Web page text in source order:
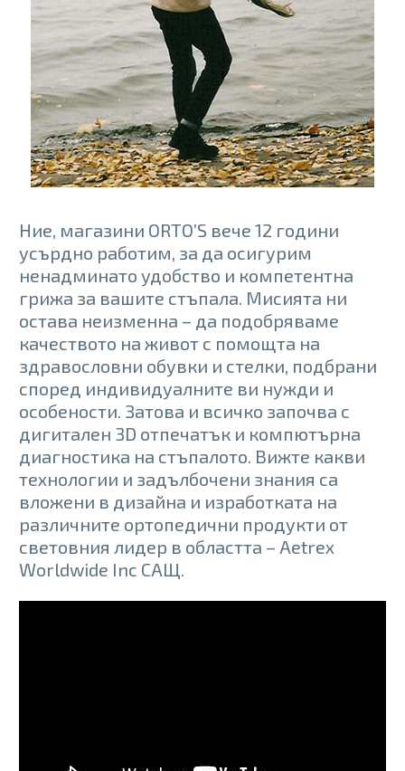
Ние, магазини ORTO’S вече 12 години
усърдно работим, за да осигурим
ненадминато удобство и компетентна
грижа за вашите стъпала. Мисията ни
остава неизменна – да подобряваме
качеството на живот с помощта на
здравословни обувки и стелки, подбрани
според индивидуалните ви нужди и
особености. Затова и всичко започва с
дигитален 3D отпечатък и компютърна
диагностика на стъпалото. Вижте какви
технологии и задълбочени знания са
вложени в дизайна и изработката на
различните ортопедични продукти от
световния лидер в областта – Aetrex
Worldwide Inc САЩ.